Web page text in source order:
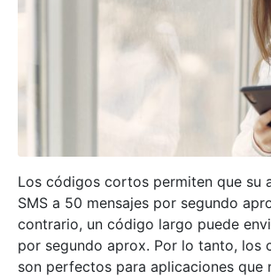
Los códigos cortos permiten que su
SMS a 50 mensajes por segundo
contrario, un código largo puede
por segundo aprox. Por lo tanto, los
son perfectos para aplicaciones que